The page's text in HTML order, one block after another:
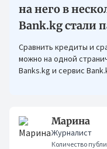
на него в
Bank.kg стали
Сравнить кредиты и
можно на одной
Banks.kg и сервис
Марина
Журналист
Количество